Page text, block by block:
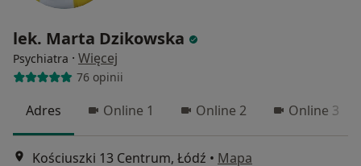
lek. Marta Dzikowska
Psychiatra · Więcej
76 opinii
Adres Online 1 Online 2 Online 3
Kościuszki 13 Centrum, Łódź • Mapa